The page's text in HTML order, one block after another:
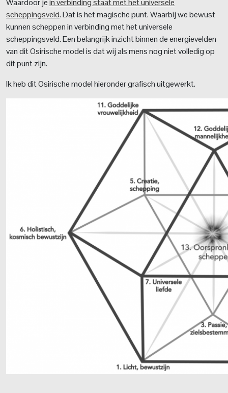
Waardoor jein verbinding staat met het universele
scheppingsveld. Dat is het magische punt. Waarbij we bewust
kunnen scheppen in verbinding met het universele
scheppingsveld. Een belangrijk inzicht binnen de energievelden
van dit Osirische model is dat wij als mens nog niet volledig op
dit punt zijn.
Ik heb dit Osirische model hieronder grafisch uitgewerkt.